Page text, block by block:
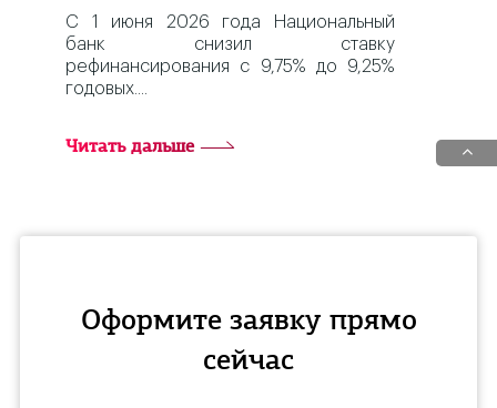
С 1 июня 2026 года Национальный
банк снизил ставку
рефинансирования с 9,75% до 9,25%
годовых.
Читать дальше
Оформите заявку прямо
сейчас